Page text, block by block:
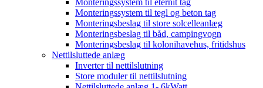
Monteringssystem til eternit tag
Monteringssystem til tegl og beton tag
Monteringsbeslag til store solcelleanlæg
Monteringsbeslag til båd, campingvogn
Monteringsbeslag til kolonihavehus, fritidshus
Nettilsluttede anlæg
Inverter til nettilslutning
Store moduler til nettilslutning